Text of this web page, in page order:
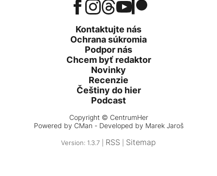
Kontaktujte nás
Ochrana súkromia
Podpor nás
Chcem byť redaktor
Novinky
Recenzie
Češtiny do hier
Podcast
Copyright © CentrumHer
Powered by CMan - Developed by Marek Jaroš
Version: 1.3.7 | RSS Sitemap